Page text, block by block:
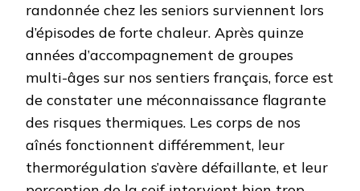
randonnée chez les seniors surviennent lors
d’épisodes de forte chaleur. Après quinze
années d’accompagnement de groupes
multi-âges sur nos sentiers français, force est
de constater une méconnaissance flagrante
des risques thermiques. Les corps de nos
aînés fonctionnent différemment, leur
thermorégulation s’avère défaillante, et leur